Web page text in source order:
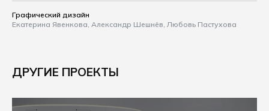
Графический дизайн
Екатерина Явенкова, Александр Шешнёв, Любовь Пастухова
ДРУГИЕ ПРОЕКТЫ